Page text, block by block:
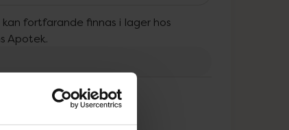
fortfarande finnas i lager hos
Apotek.